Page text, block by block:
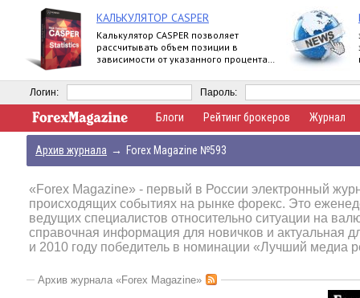
КАЛЬКУЛЯТОР CASPER
Калькулятор CASPER позволяет
рассчитывать объем позиции в
зависимости от указанного процента
Логин: Пароль:
Блоги Рейтинг брокеров Журнал
Архив журнала → Forex Magazine №593
«Forex Magazine» - первый в России электронный
происходящих событиях на рынке форекс. Это
ведущих специалистов относительно ситуации на
справочная информация для новичков и актуальная
и 2010 году победитель в номинации «Лучший медиа
Архив журнала «Forex Magazine»